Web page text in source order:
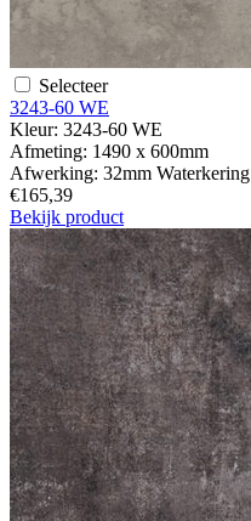
Selecteer
3243-60 WE
Kleur: 3243-60 WE
Afmeting: 1490 x 600mm
Afwerking: 32mm Waterkering
€165,39
Bekijk product